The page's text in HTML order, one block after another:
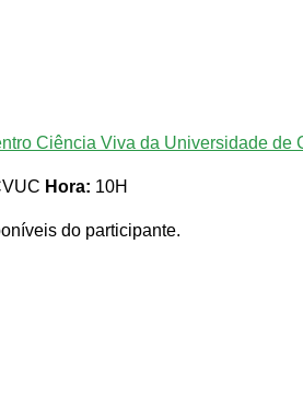
Ciência Viva da Universidade de
Hora: 10H
do participante.